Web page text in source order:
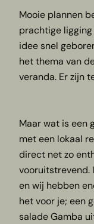
Mooie plannen
prachtige
idee snel
het thema van
veranda. Er zijn
Maar wat is een
met een lokaal
direct net zo
vooruitstrevend.
en wij hebben
het voor je; een
salade Gamba